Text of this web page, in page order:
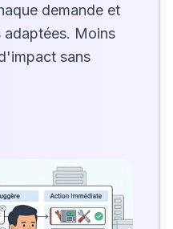
demande et
adaptées. Moins
sans